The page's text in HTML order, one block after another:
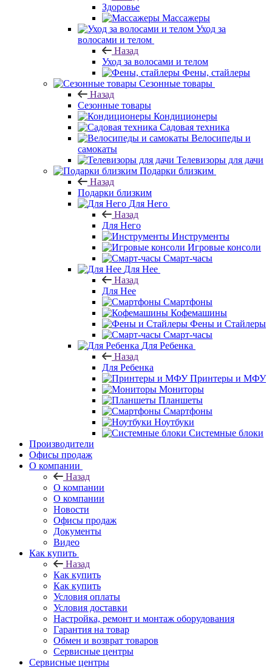
Здоровье
Массажеры
Уход за
волосами и телом
Назад
Уход за волосами и телом
Фены, стайлеры
Сезонные товары
Назад
Сезонные товары
Кондиционеры
Садовая техника
Велосипеды и
самокаты
Телевизоры для дачи
Подарки близким
Назад
Подарки близким
Для Него
Назад
Для Него
Инструменты
Игровые консоли
Смарт-часы
Для Нее
Назад
Для Нее
Смартфоны
Кофемашины
Фены и Стайлеры
Смарт-часы
Для Ребенка
Назад
Для Ребенка
Принтеры и МФУ
Мониторы
Планшеты
Смартфоны
Ноутбуки
Системные блоки
Производители
Офисы продаж
О компании
Назад
О компании
О компании
Новости
Офисы продаж
Документы
Видео
Как купить
Назад
Как купить
Как купить
Условия оплаты
Условия доставки
Настройка, ремонт и монтаж оборудования
Гарантия на товар
Обмен и возврат товаров
Сервисные центры
Сервисные центры